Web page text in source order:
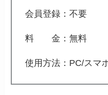
会員登録：不要
料 金：無料
使用方法：PC/スマ